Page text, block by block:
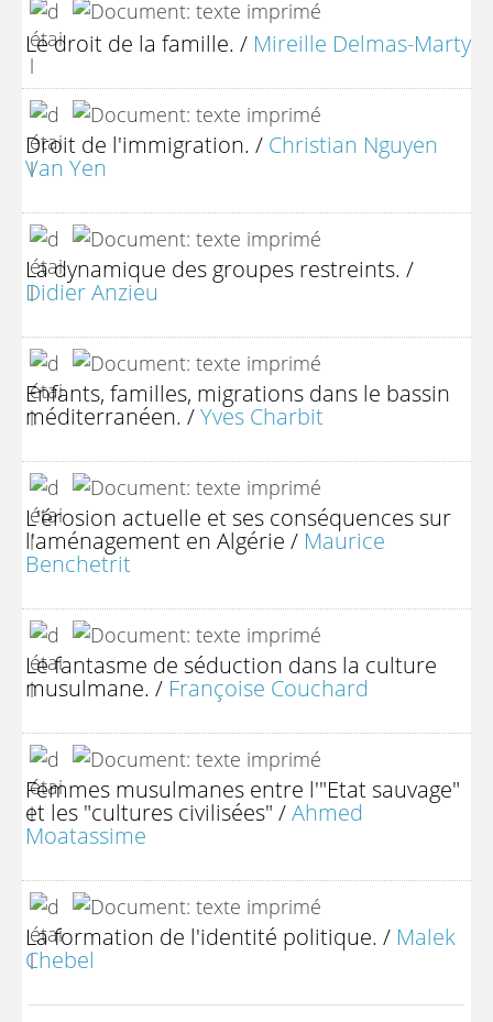
Le droit de la famille. / Mireille Delmas-Marty
Droit de l'immigration. / Christian Nguyen
Van Yen
La dynamique des groupes restreints. /
Didier Anzieu
Enfants, familles, migrations dans le bassin
méditerranéen. /Yves Charbit
L'érosion actuelle et ses conséquences sur
l'aménagement en Algérie / Maurice
Benchetrit
Le fantasme de séduction dans la culture
musulmane. / Françoise Couchard
Femmes musulmanes entre l'"Etat sauvage"
et les "cultures civilisées" /Ahmed
Moatassime
La formation de l'identité politique. / Malek
Chebel